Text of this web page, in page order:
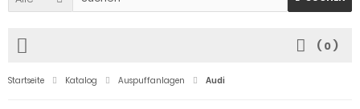
( 0)
Startseite Katalog Auspuffanlagen Audi